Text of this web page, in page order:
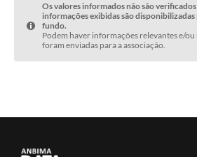
Os valores informados não são
informações exibidas são
fundo.
Podem haver informações relevantes e/
foram enviadas para a associação.